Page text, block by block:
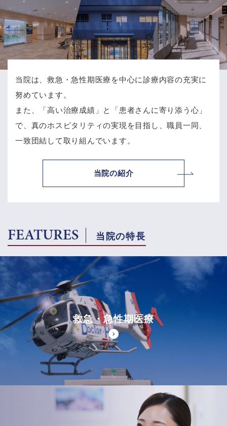
当院は、救急・急性期医療を中心に診療内容の充実に
努めています。
また、「高い治療成績」と「患者さんに寄り添う心」
で、 真のホスピタリティの実現を目指し、職員一同、
一致団結して取り組んでいます。
当院の紹介
FEATURES 当院の特長
救急・急性期医療